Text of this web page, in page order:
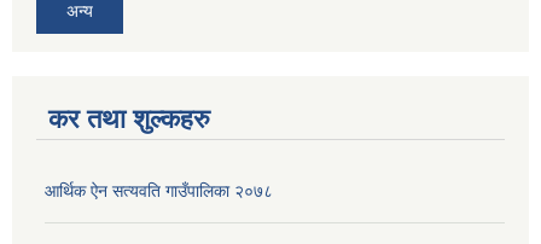
अन्य
कर तथा शुल्कहरु
आर्थिक ऐन सत्यवति गाउँपालिका २०७८